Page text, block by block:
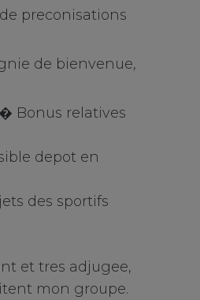
preconisations
de bienvenue,
Bonus relatives
depot en
des sportifs
et tres adjugee,
mon groupe.